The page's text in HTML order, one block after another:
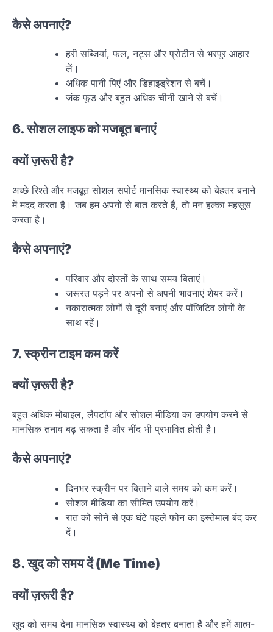
कैसे अपनाएं?
हरी सब्जियां, फल, नट्स और प्रोटीन से भरपूर आहार
लें।
अधिक पानी पिएं और डिहाइड्रेशन से बचें।
जंक फूड और बहुत अधिक चीनी खाने से बचें।
6. सोशल लाइफ को मजबूत बनाएं
क्यों ज़रूरी है?
अच्छे रिश्ते और मजबूत सोशल सपोर्ट मानसिक स्वास्थ्य को बेहतर बनाने
में मदद करता है। जब हम अपनों से बात करते हैं, तो मन हल्का महसूस
करता है।
कैसे अपनाएं?
परिवार और दोस्तों के साथ समय बिताएं।
जरूरत पड़ने पर अपनों से अपनी भावनाएं शेयर करें।
नकारात्मक लोगों से दूरी बनाएं और पॉजिटिव लोगों के
साथ रहें।
7. स्क्रीन टाइम कम करें
क्यों ज़रूरी है?
बहुत अधिक मोबाइल, लैपटॉप और सोशल मीडिया का उपयोग करने से
मानसिक तनाव बढ़ सकता है और नींद भी प्रभावित होती है।
कैसे अपनाएं?
दिनभर स्क्रीन पर बिताने वाले समय को कम करें।
सोशल मीडिया का सीमित उपयोग करें।
रात को सोने से एक घंटे पहले फोन का इस्तेमाल बंद कर
दें।
8. खुद को समय दें (Me Time)
क्यों ज़रूरी है?
खुद को समय देना मानसिक स्वास्थ्य को बेहतर बनाता है और हमें आत्म-